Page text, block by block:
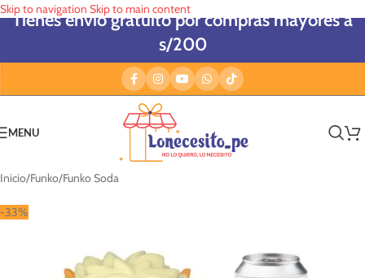
Skip to navigation Skip to main content
Tienes envío gratuito por compras mayores a
s/200
MENU
Inicio/Funko/Funko Soda
-33%